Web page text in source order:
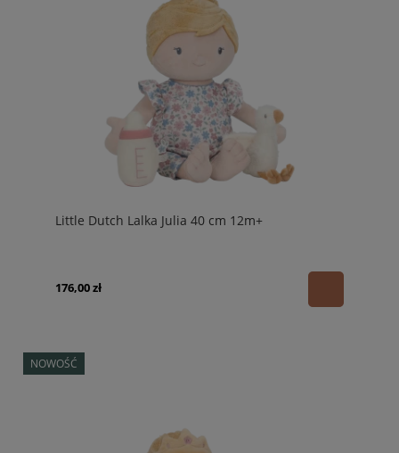
Little Dutch Lalka Julia 40 cm 12m+
176,00 zł
NOWOŚĆ